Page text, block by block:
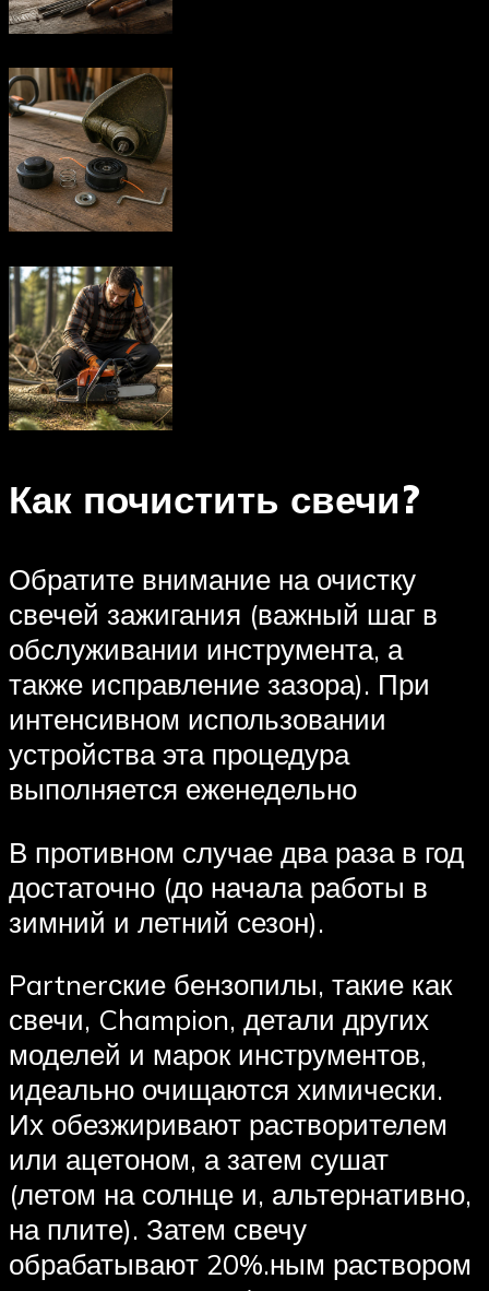
Как почистить свечи?
Обратите внимание на очистку
свечей зажигания (важный шаг в
обслуживании инструмента, а
также исправление зазора). При
интенсивном использовании
устройства эта процедура
выполняется еженедельно
В противном случае два раза в год
достаточно (до начала работы в
зимний и летний сезон).
Partnerские бензопилы, такие как
свечи, Champion, детали других
моделей и марок инструментов,
идеально очищаются химически.
Их обезжиривают растворителем
или ацетоном, а затем сушат
(летом на солнце и, альтернативно,
на плите). Затем свечу
обрабатывают 20%.ным раствором